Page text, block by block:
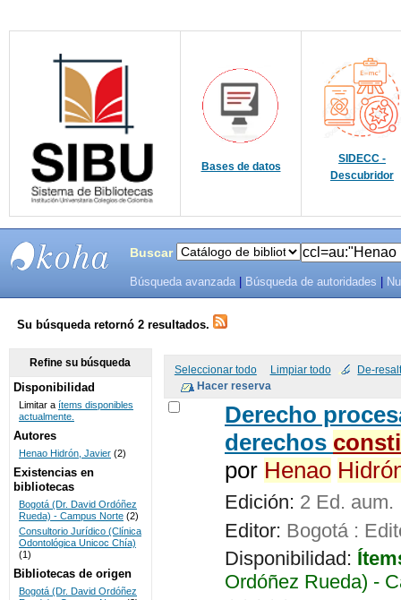
Bases de datos
SIDECC -
Descubridor
SISTEMAS
DE
BIBLIOTECAS
UNICOC
Buscar
Búsqueda avanzada Búsqueda de autoridades
Su búsqueda retornó 2 resultados.
Seleccionar todo Limpiar todo De-
Derecho
derechos
por Henao
Edición: 2 Ed. aum.
Editor: Bogotá :
Disponibilidad:
Ordóñez Rueda) -
Refine su búsqueda
Disponibilidad
Limitar a ítems disponibles
actualmente.
Autores
Henao Hidrón, Javier (2)
Existencias en
bibliotecas
Bogotá (Dr. David Ordóñez
Rueda) - Campus Norte (2)
Consultorio Jurídico (Clínica
Odontológica Unicoc Chía)
(1)
Bibliotecas de origen
Bogotá (Dr. David Ordóñez